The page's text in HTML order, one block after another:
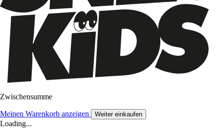
Zwischensumme
Meinen Warenkorb anzeigen Weiter einkaufen
Loading...